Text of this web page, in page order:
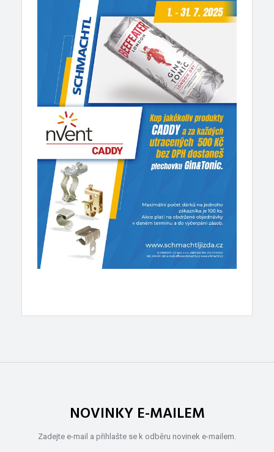
NOVINKY E-MAILEM
Zadejte e-mail a přihlašte se k odběru novinek e-mailem.